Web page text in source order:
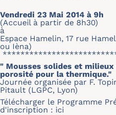
Vendredi 23 Mai 2014 à 9h
(Accueil à partir de 8h30)
à
Espace Hamelin, 17 rue
ou Ièna)
" Mousses solides et
porosité pour la thermique."
Journée organisée par F.
Pitault (LGPC, Lyon)
Télécharger le Programme
d'inscription : ici